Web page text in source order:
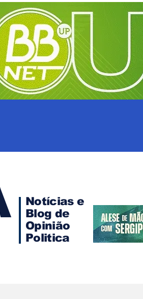
Notícias e
Blog de
Opinião
Politica